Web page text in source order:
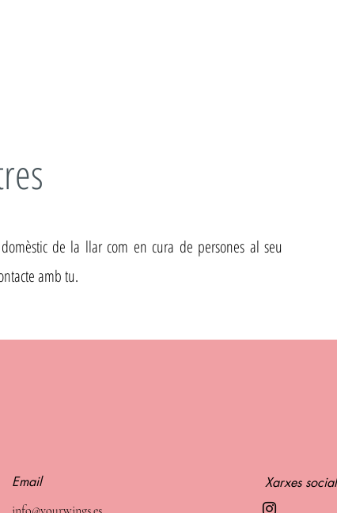
de la llar com en cura de persones al seu
amb tu.
Email Xarxes